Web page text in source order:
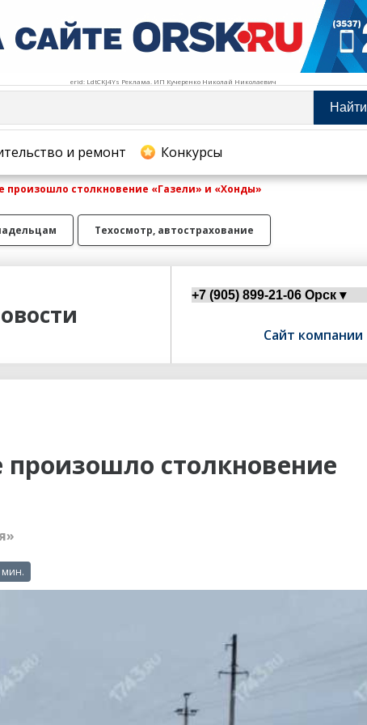
erid: LdtCKJ4Ys Реклама. ИП Кучеренко Николай Николаевич
Найти
и ремонт Конкурсы
произошло столкновение «Газели» и «Хонды»
Техосмотр, автострахование
Сайт компании
произошло столкновение
мин.